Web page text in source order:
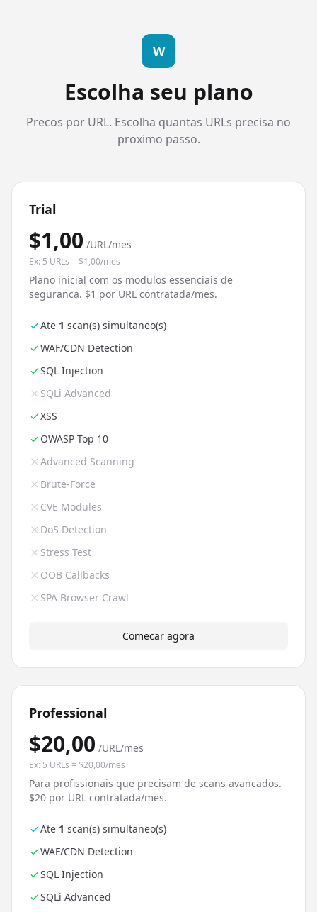
W
Escolha seu plano
Precos por URL. Escolha quantas URLs precisa no
proximo passo.
Trial
$1,00 /URL/mes
Ex: 5 URLs = $1,00/mes
Plano inicial com os modulos essenciais de
seguranca. $1 por URL contratada/mes.
Ate 1 scan(s) simultaneo(s)
WAF/CDN Detection
SQL Injection
SQLi Advanced
XSS
OWASP Top 10
Advanced Scanning
Brute-Force
CVE Modules
DoS Detection
Stress Test
OOB Callbacks
SPA Browser Crawl
Comecar agora
Professional
$20,00 /URL/mes
Ex: 5 URLs = $20,00/mes
Para profissionais que precisam de scans avancados.
$20 por URL contratada/mes.
Ate 1 scan(s) simultaneo(s)
WAF/CDN Detection
SQL Injection
SQLi Advanced